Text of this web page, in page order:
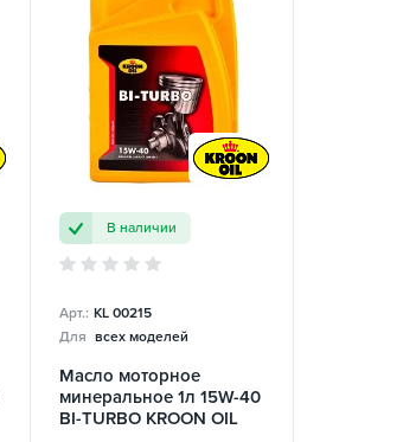
В наличии
Арт.: KL 00215
Для всех моделей
Масло моторное
минеральное 1л 15W-40
BI-TURBO KROON OIL